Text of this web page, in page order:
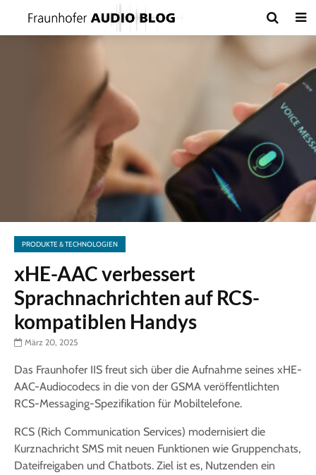
PRODUKTE & TECHNOLOGIEN
xHE-AAC verbessert
Sprachnachrichten auf RCS-
kompatiblen Handys
März 20, 2025
Das Fraunhofer IIS freut sich über die Aufnahme seines xHE-
AAC-Audiocodecs in die von der GSMA veröffentlichten
RCS-Messaging-Spezifikation für Mobiltelefone.
RCS (Rich Communication Services) modernisiert die
Kurznachricht SMS mit neuen Funktionen wie Gruppenchats,
Dateifreigaben und Chatbots. Ziel ist es, Nutzenden ein